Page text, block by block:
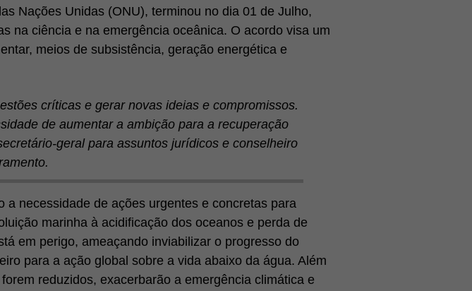
Nações Unidas (ONU), terminou no dia 01 de Julho,
na ciência e na emergência oceânica. O acordo visa um
meios de subsistência, geração energética e
críticas e gerar novas ideias e compromissos.
de aumentar a ambição para a recuperação
geral para assuntos jurídicos e conselheiro
necessidade de ações urgentes e concretas para
marinha à acidificação dos oceanos e perda de
em perigo, ameaçando inviabilizar o progresso do
para a ação global sobre a vida abaixo da água. Além
reduzidos, exacerbarão a emergência climática e